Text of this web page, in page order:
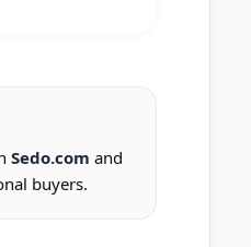
Sedo.com and
buyers.